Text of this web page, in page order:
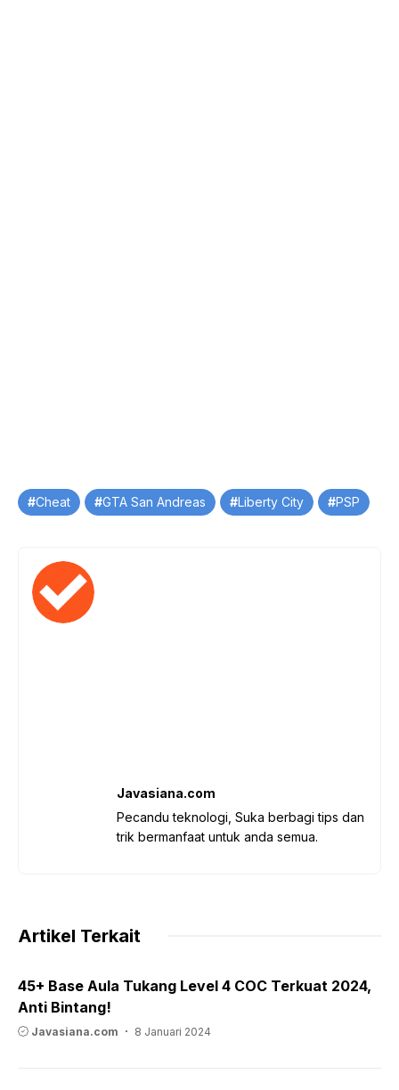
TagCheat GTA San Andreas Liberty City PSP
Javasiana.com
Pecandu teknologi, Suka berbagi tips dan
trik bermanfaat untuk anda semua.
Artikel Terkait
45+ Base Aula Tukang Level 4 COC Terkuat 2024,
Anti Bintang!
Javasiana.com 8 Januari 2024